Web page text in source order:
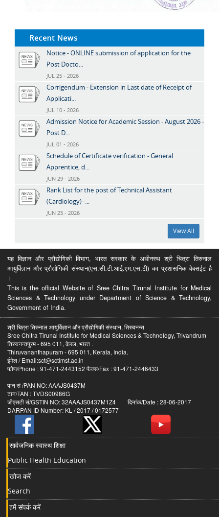
Recent News
Notice - ONLINE submission of application for the
Post Docto...
JUL 25 - 2026
Corrigendum - Extension in Last date of Receipt of
Applicati...
JUL 10 - 2026
Admission Notice for Academic Session - August 2026 -
Post D...
JUL 01 - 2026
Schedule of Certificate verification - General
Apprentice, d...
JUN 29 - 2026
Rank List for the post of Technical Assistant
(Cardiology) -...
JUN 25 - 2026
View All
यह विज्ञान और प्रौद्योगिकी विभाग, भारत सरकार के अधीनस्थ श्री चित्रा तिरुनाल
आयुर्विज्ञान और प्रौद्योगिकी संस्थान(एस.सी.टी.आई.एम.एस.टी) का प्रशासनिक वेबसईट है
।
This is the official Website of Sree Chitra Tirunal Institute for Medical
Sciences & Technology under Department of Science & Technology,
Government of India.
श्री चित्रा तिरुनाल आयुर्विज्ञान और प्रौद्योगिकी संस्थान, तिरुवनन्त
Sree Chitra Tirunal Institute for Medical Sciences & Technology, Trivandrum
तिरुवनन्तपुरम - 695 011, केरल, भारत .
Thiruvananthapuram - 695 011, Kerala, India.
ईमेल / Email:sct@sctimst.ac.in
फोण/Phone : 91-471-2443152 फैक्स/Fax : 91-471-2446433
पान सं /PAN NO: AAAJS0437M
टान/TAN : TVDS00986G
जीएसटी सं/GSTIN NO: 32AAAJS0437M1Z4 दिनांक/Date : 28-06-2017
DARPAN ID Number: KL / 2017 / 0172577
सार्वजनिक स्वास्थ शिक्षा
Public Health Education
खोज करें
Search
हमें संपर्क करें